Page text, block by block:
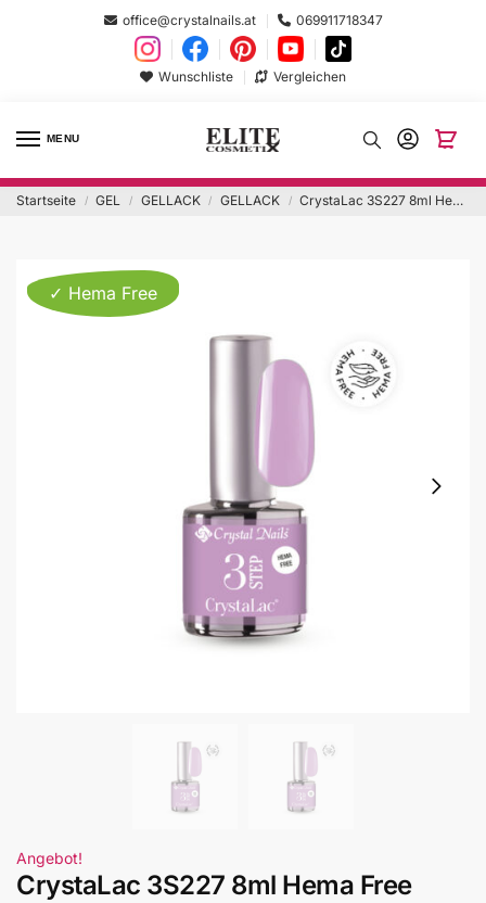
office@crystalnails.at 069911718347
Wunschliste Vergleichen
MENU
Startseite / GEL / GELLACK / GELLACK / CrystaLac 3S227 8ml Hema Free
✓ Hema Free
Angebot!
CrystaLac 3S227 8ml Hema Free